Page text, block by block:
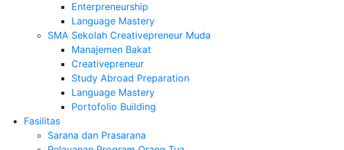
Enterpreneurship
Language Mastery
SMA Sekolah Creativepreneur Muda
Manajemen Bakat
Creativepreneur
Study Abroad Preparation
Language Mastery
Portofolio Building
Fasilitas
Sarana dan Prasarana